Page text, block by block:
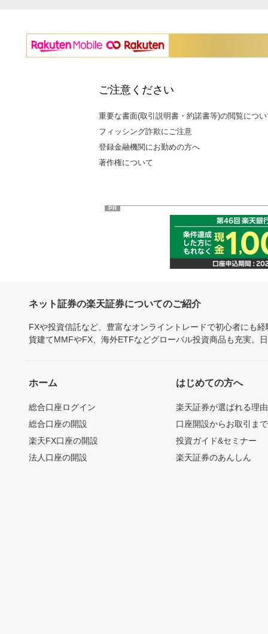
ご注意ください
重要な書面(取引説明書・約諾書等)の閲覧につ
フィッシング詐欺にご注意
登録金融機関にお勤めの方へ
著作権について
PR
ネット証券の楽天証券についてのご紹介
FXや投資信託など、豊富なオンライントレードで初心者にも
貨建てMMFやFX、海外ETFなどグローバル投資商品も充実。
ホーム
総合口座ログイン
総合口座の開設
楽天FX口座の開設
法人口座の開設
はじめての方へ
楽天証券が選ばれる理由
口座開設からお取引ま
投資ガイド&セミナー
楽天証券のあんしん